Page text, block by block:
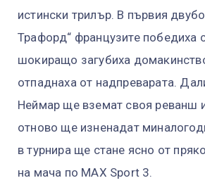
истински трилър. В първия
Трафорд“ французите победиха
шокиращо загубиха
отпаднаха от надпреварата.
Неймар ще вземат своя реванш
отново ще изненадат
в турнира ще стане ясно от
на мача по MAX Sport 3.